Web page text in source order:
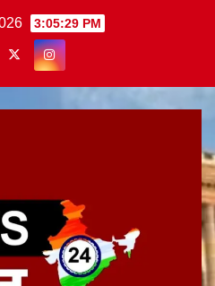
3:05:29 PM